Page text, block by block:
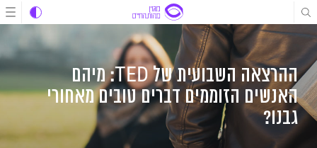
דלג
לתוכן
דלג
דלג
ההרצאה השבועית של TED: מיהם
האנשים הזוממים דברים טובים מאחורי
גבנו?